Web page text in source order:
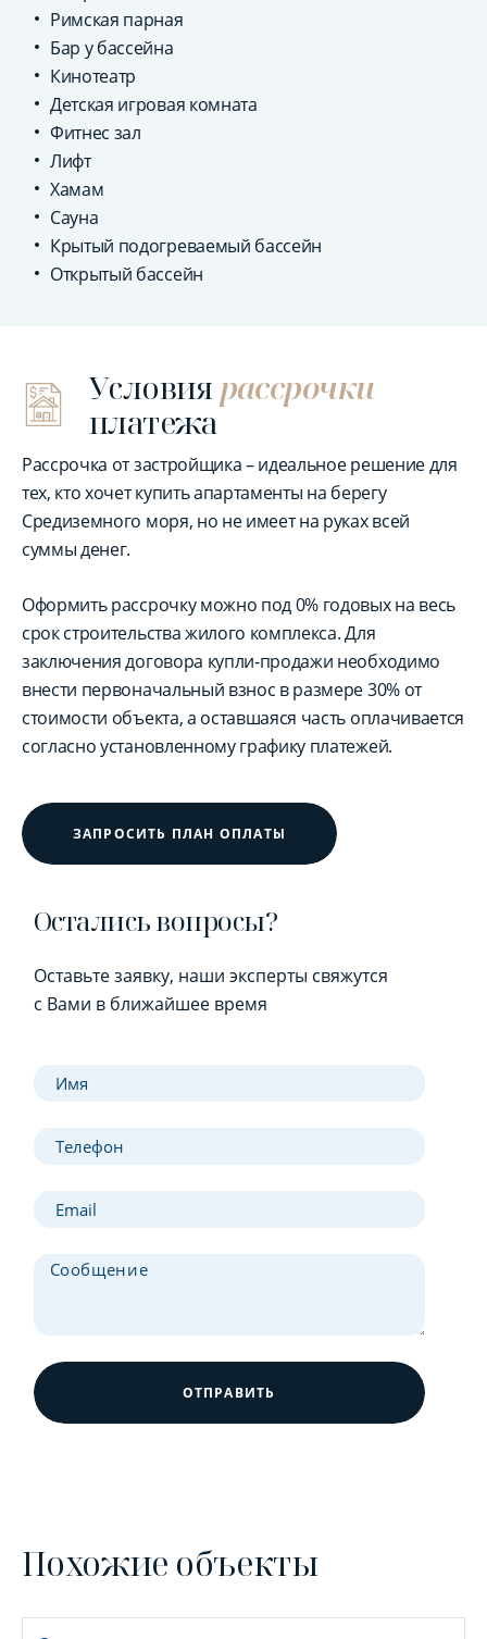
Римская парная
Бар у бассейна
Кинотеатр
Детская игровая комната
Фитнес зал
Лифт
Хамам
Сауна
Крытый подогреваемый бассейн
Открытый бассейн
Условиярассрочки
платежа
Рассрочка от застройщика – идеальное решение для
тех, кто хочет купить апартаменты на берегу
Средиземного моря, но не имеет на руках всей
суммы денег.
Оформить рассрочку можно под 0% годовых на весь
срок строительства жилого комплекса. Для
заключения договора купли-продажи необходимо
внести первоначальный взнос в размере 30% от
стоимости объекта, а оставшаяся часть оплачивается
согласно установленному графику платежей.
ЗАПРОСИТЬ ПЛАН ОПЛАТЫ
Остались вопросы?
Оставьте заявку, наши эксперты свяжутся
с Вами в ближайшее время
ОТПРАВИТЬ
Похожие объекты